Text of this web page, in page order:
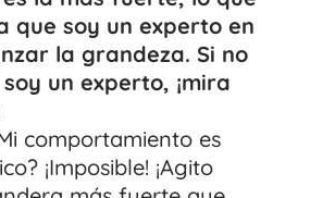
que soy un experto en
la grandeza. Si no
un experto, ¡mira
comportamiento es
¡Imposible! ¡Agito